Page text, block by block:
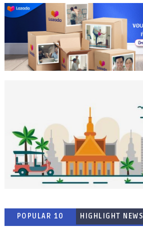
POPULAR 10 HIGHLIGHT NEWS